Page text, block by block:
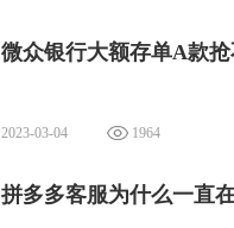
微众银行大额存单A款抢
2023-03-04 1964
拼多多客服为什么一直